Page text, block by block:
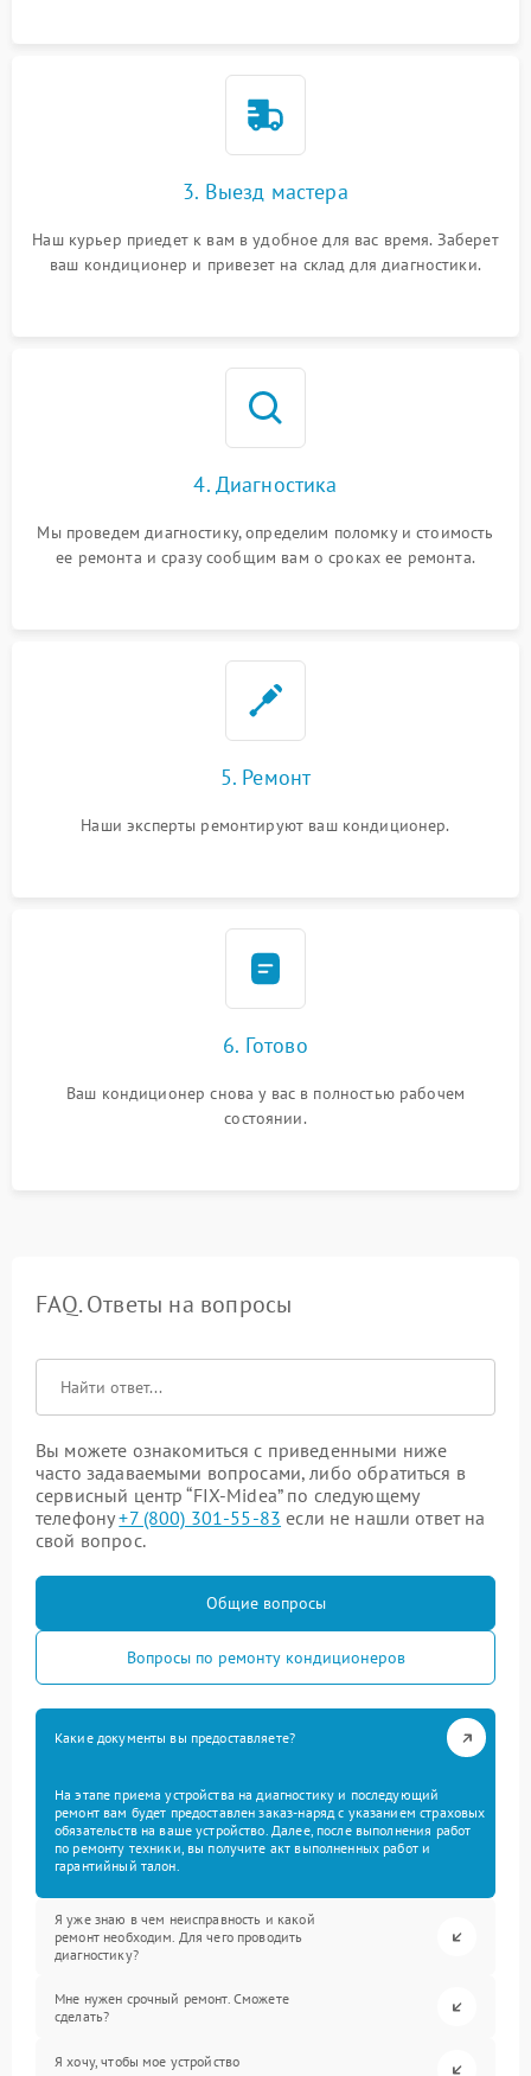
3. Выезд мастера
Наш курьер приедет к вам в удобное для вас время. Заберет
ваш кондиционер и привезет на склад для диагностики.
4. Диагностика
Мы проведем диагностику, определим поломку и стоимость
ее ремонта и сразу сообщим вам о сроках ее ремонта.
5. Ремонт
Наши эксперты ремонтируют ваш кондиционер.
6. Готово
Ваш кондиционер снова у вас в полностью рабочем
состоянии.
FAQ. Ответы на вопросы
Вы можете ознакомиться с приведенными ниже
часто задаваемыми вопросами, либо обратиться в
сервисный центр “FIX-Midea” по следующему
телефону+7 (800) 301-55-83 если не нашли ответ на
свой вопрос.
Общие вопросы
Вопросы по ремонту кондиционеров
Какие документы вы предоставляете?
На этапе приема устройства на диагностику и последующий
ремонт вам будет предоставлен заказ-наряд с указанием страховых
обязательств на ваше устройство. Далее, после выполнения работ
по ремонту техники, вы получите акт выполненных работ и
гарантийный талон.
Я уже знаю в чем неисправность и какой
ремонт необходим. Для чего проводить
диагностику?
Мне нужен срочный ремонт. Сможете
сделать?
Я хочу, чтобы мое устройство